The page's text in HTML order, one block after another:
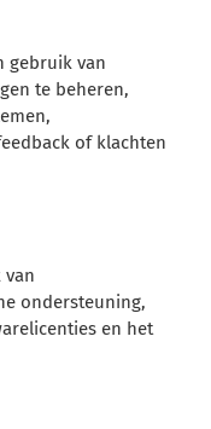
gebruik van
te beheren,
of klachten
van
ondersteuning,
en het